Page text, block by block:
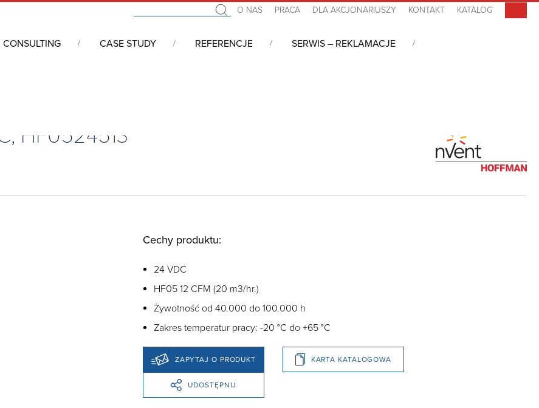
O NAS PRACA DLA AKCJONARIUSZY KONTAKT KATALOG
CONSULTING CASE STUDY REFERENCJE SERWIS – REKLAMACJE
HF0524513
Cechy produktu:
24 VDC
HF05 12 CFM (20 m3/hr.)
Żywotność od 40.000 do 100.000 h
Zakres temperatur pracy: -20 °C do +65 °C
ZAPYTAJ O PRODUKT KARTA KATALOGOWA
UDOSTĘPNIJ